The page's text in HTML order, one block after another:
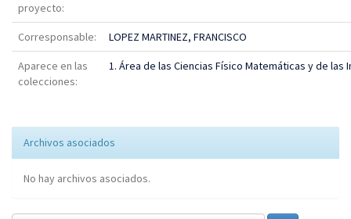
proyecto:
Corresponsable: LOPEZ MARTINEZ, FRANCISCO
Aparece en las
colecciones:
1. Área de las Ciencias Físico Matemáticas y de las
Archivos asociados
No hay archivos asociados.